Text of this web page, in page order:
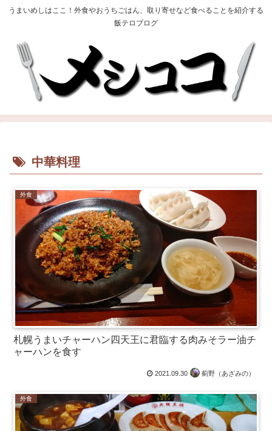
うまいめしはここ！外食やおうちごはん、取り寄せなど食べることを紹介する
飯テロブログ
中華料理
外食
札幌うまいチャーハン四天王に君臨する肉みそラー油チ
ャーハンを食す
2021.09.30 薊野（あざみの）
外食